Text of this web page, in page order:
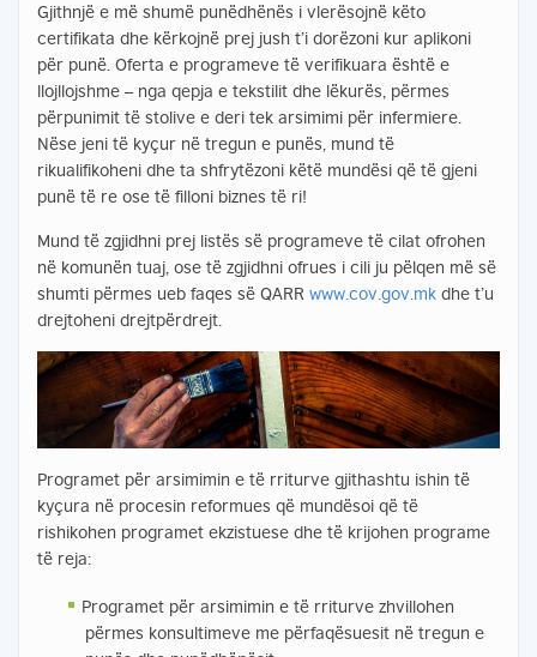
Gjithnjë e më shumë punëdhënës i vlerësojnë këto
certifikata dhe kërkojnë prej jush t’i dorëzoni kur aplikoni
për punë. Oferta e programeve të verifikuara është e
llojllojshme – nga qepja e tekstilit dhe lëkurës, përmes
përpunimit të stolive e deri tek arsimimi për infermiere.
Nëse jeni të kyçur në tregun e punës, mund të
rikualifikoheni dhe ta shfrytëzoni këtë mundësi që të gjeni
punë të re ose të filloni biznes të ri!
Mund të zgjidhni prej listës së programeve të cilat ofrohen
në komunën tuaj, ose të zgjidhni ofrues i cili ju pëlqen më së
shumti përmes ueb faqes së QARR www.cov.gov.mk dhe t’u
drejtoheni drejtpërdrejt.
Programet për arsimimin e të rriturve gjithashtu ishin të
kyçura në procesin reformues që mundësoi që të
rishikohen programet ekzistuese dhe të krijohen programe
të reja:
Programet për arsimimin e të rriturve zhvillohen
përmes konsultimeve me përfaqësuesit në tregun e